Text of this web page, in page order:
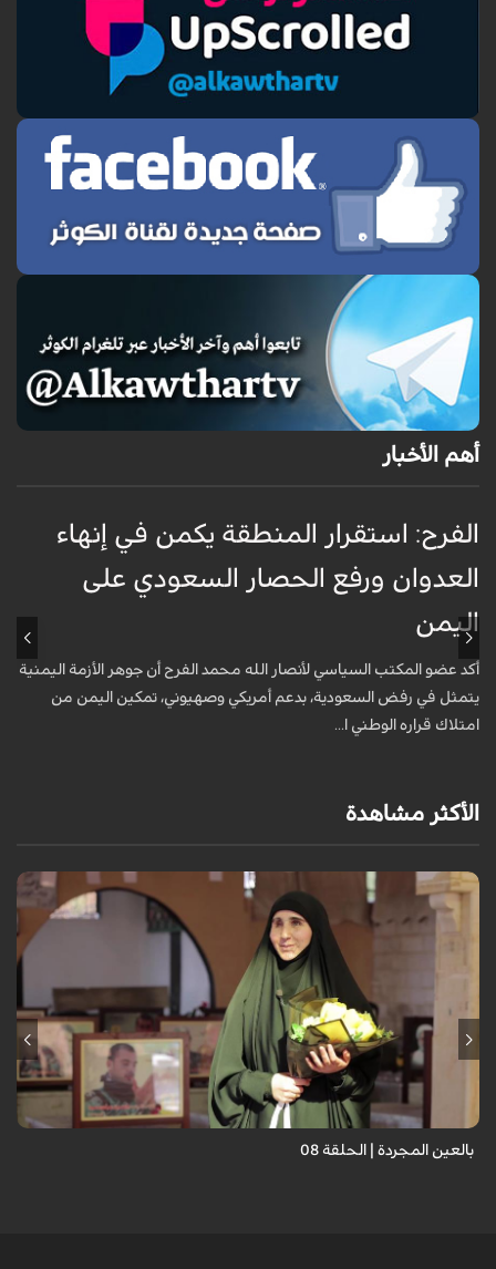
أهم الأخبار
الفرح: استقرار المنطقة يكمن في إنهاء
العدوان ورفع الحصار السعودي على
اليمن
أكد عضو المكتب السياسي لأنصار الله محمد الفرح أن جوهر الأزمة اليمنية
يتمثل في رفض السعودية، بدعم أمريكي وصهيوني، تمكين اليمن من
امتلاك قراره الوطني ا...
الأكثر مشاهدة
برنامج "بالعين المجردة" هو توثيق إنسانيٌّ شجاعٌ للحياة تحت وطأة الحرب،
حيث نستمع فيه إلى شهاداتٍ حيّةٍ لأشخاص عايشوا التفجيرات والدمار، فنرى
بعيونهم ت...
بالعين المجردة | الحلقة 08